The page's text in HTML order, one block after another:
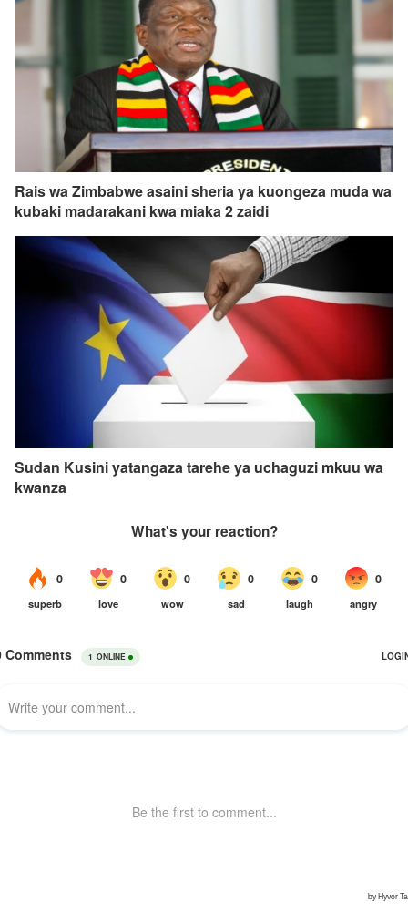
Rais wa Zimbabwe asaini sheria ya kuongeza muda wa
kubaki madarakani kwa miaka 2 zaidi
Sudan Kusini yatangaza tarehe ya uchaguzi mkuu wa
kwanza